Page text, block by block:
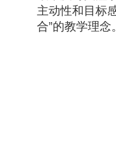
主动性和目标
合”的教学理念。